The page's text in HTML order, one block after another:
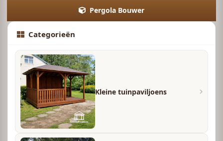
Pergola Bouwer
Categorieën
Kleine tuinpaviljoens